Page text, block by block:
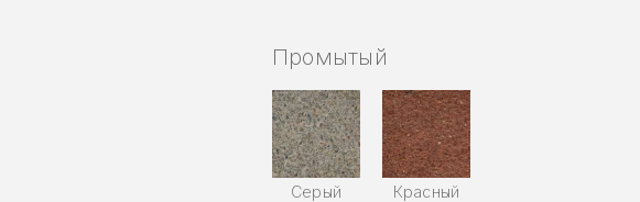
Промытый
Серый Красный